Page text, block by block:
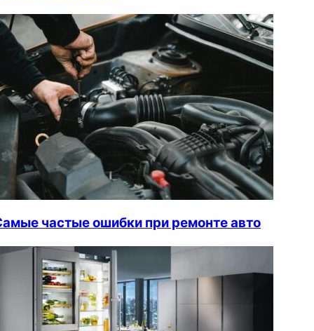
частые ошибки при ремонте авто